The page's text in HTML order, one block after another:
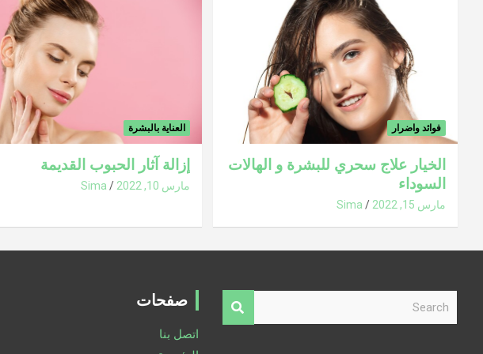
فوائد واضرار
الخيار علاج سحري للبشرة و الهالات
السوداء
مارس 15, 2022 Sima
العناية بالبشرة
إزالة آثار الحبوب القديمة
مارس 10, 2022 Sima
صفحات
اتصل بنا